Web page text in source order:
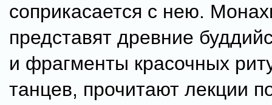
соприкасается с нею.
представят древние
и фрагменты красочных
танцев, прочитают лекции